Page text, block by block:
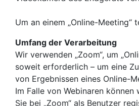
Um an einem „Online-Meeting“
Umfang der Verarbeitung
Wir verwenden „Zoom“, um
soweit erforderlich – um eine
von Ergebnissen eines Online-
Im Falle von Webinaren
Sie bei „Zoom“ als Benutzer